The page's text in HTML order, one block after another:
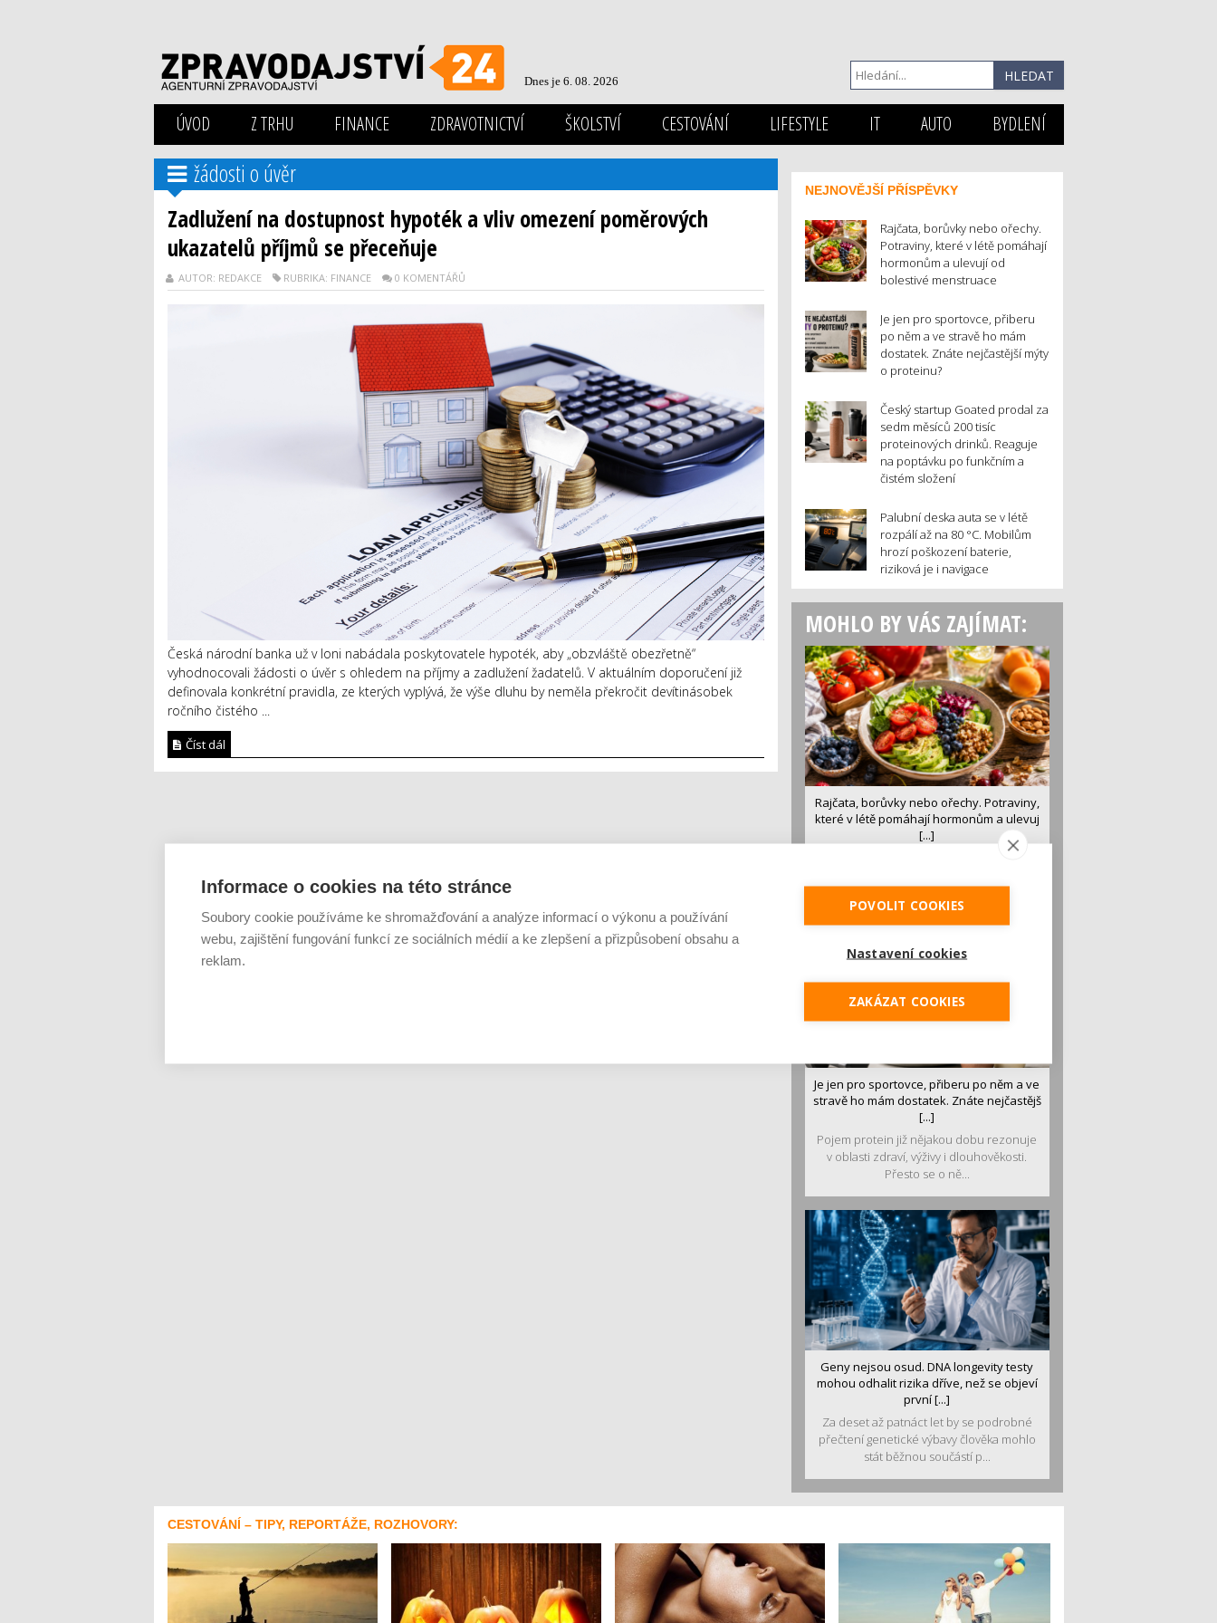
Dnes je 6. 08. 2026
ÚVOD Z TRHU FINANCE ZDRAVOTNICTVÍ ŠKOLSTVÍ CESTOVÁNÍ LIFESTYLE IT AUTO BYDLENÍ
žádosti o úvěr
Zadlužení na dostupnost hypoték a vliv omezení poměrových
ukazatelů příjmů se přeceňuje
AUTOR: REDAKCE RUBRIKA: FINANCE 0 KOMENTÁŘŮ
Česká národní banka už v loni nabádala poskytovatele hypoték, aby „obzvláště obezřetně“
vyhodnocovali žádosti o úvěr s ohledem na příjmy a zadlužení žadatelů. V aktuálním doporučení již
definovala konkrétní pravidla, ze kterých vyplývá, že výše dluhu by neměla překročit devítinásobek
ročního čistého ...
Číst dál
NEJNOVĚJŠÍ PŘÍSPĚVKY
Rajčata, borůvky nebo ořechy.
Potraviny, které v létě pomáhají
hormonům a ulevují od
bolestivé menstruace
Je jen pro sportovce, přiberu
po něm a ve stravě ho mám
dostatek. Znáte nejčastější mýty
o proteinu?
Český startup Goated prodal za
sedm měsíců 200 tisíc
proteinových drinků. Reaguje
na poptávku po funkčním a
čistém složení
Palubní deska auta se v létě
rozpálí až na 80 °C. Mobilům
hrozí poškození baterie,
riziková je i navigace
MOHLO BY VÁS ZAJÍMAT:
Rajčata, borůvky nebo ořechy. Potraviny,
které v létě pomáhají hormonům a ulevuj
[...]
luštěniny jsou práv...
Je jen pro sportovce, přiberu po něm a ve
stravě ho mám dostatek. Znáte nejčastějš
[...]
Pojem protein již nějakou dobu rezonuje
v oblasti zdraví, výživy i dlouhověkosti.
Přesto se o ně...
Geny nejsou osud. DNA longevity testy
mohou odhalit rizika dříve, než se objeví
první [...]
Za deset až patnáct let by se podrobné
přečtení genetické výbavy člověka mohlo
stát běžnou součástí p...
CESTOVÁNÍ – TIPY, REPORTÁŽE, ROZHOVORY:
Informace o cookies na této stránce
Soubory cookie používáme ke shromažďování a analýze informací o výkonu a používání
webu, zajištění fungování funkcí ze sociálních médií a ke zlepšení a přizpůsobení obsahu a
reklam.
POVOLIT COOKIES
Nastavení cookies
ZAKÁZAT COOKIES